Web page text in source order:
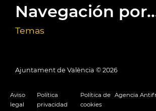
Navegación
Temas
Ajuntament de València © 2026
Aviso
legal
Política
privacidad
Política de
cookies
Agencia